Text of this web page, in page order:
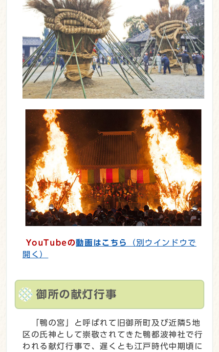
YouTubeの動画はこちら
（別ウインドウで
開く）
御所の献灯行事
「鴨の宮」と呼ばれて旧御所町及び近隣5地
区の氏神として崇敬されてきた鴨都波神社で行
われる献灯行事で、遅くとも江戸時代中期頃に